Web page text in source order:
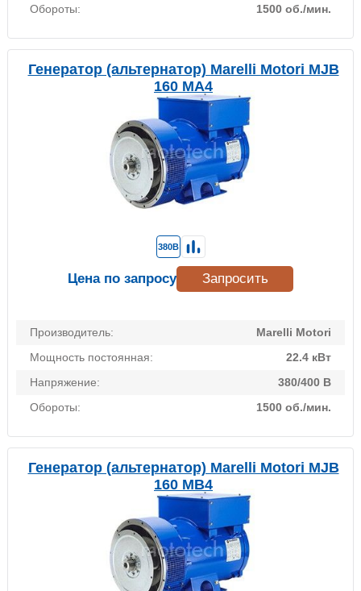
Обороты:
1500 об./мин.
Генератор (альтернатор) Marelli Motori MJB
160 MA4
Производитель:
Marelli Motori
Мощность постоянная:
22.4 кВт
Напряжение:
380/400 В
Обороты:
1500 об./мин.
380В
Цена по запросу Запросить
Генератор (альтернатор) Marelli Motori MJB
160 MB4